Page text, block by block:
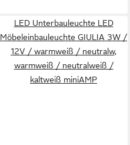
LED Unterbauleuchte LED
Möbeleinbauleuchte GIULIA 3W /
12V / warmweiß / neutralw,
warmweiß / neutralweiß /
kaltweiß miniAMP